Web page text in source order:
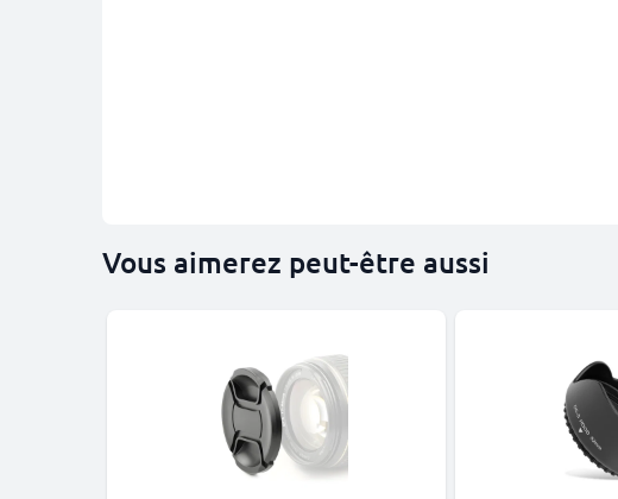
Vous aimerez peut-être aussi